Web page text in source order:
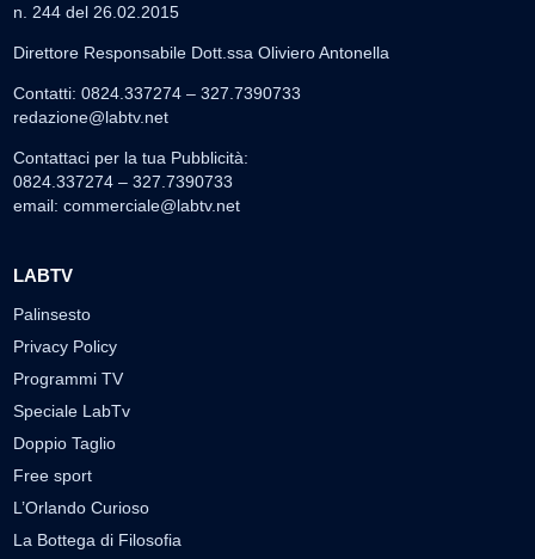
n. 244 del 26.02.2015
Direttore Responsabile Dott.ssa Oliviero Antonella
Contatti: 0824.337274 – 327.7390733
redazione@labtv.net
Contattaci per la tua Pubblicità:
0824.337274 – 327.7390733
email: commerciale@labtv.net
LABTV
Palinsesto
Privacy Policy
Programmi TV
Speciale LabTv
Doppio Taglio
Free sport
L’Orlando Curioso
La Bottega di Filosofia